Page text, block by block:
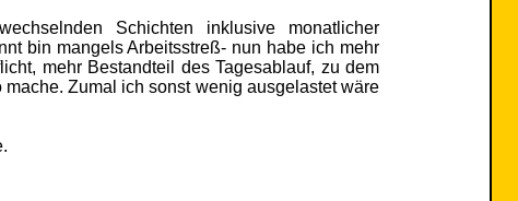
Schichten inklusive monatlicher
bin mangels Arbeitsstreß- nun habe ich mehr
mehr Bestandteil des Tagesablauf, zu dem
Zumal ich sonst wenig ausgelastet wäre